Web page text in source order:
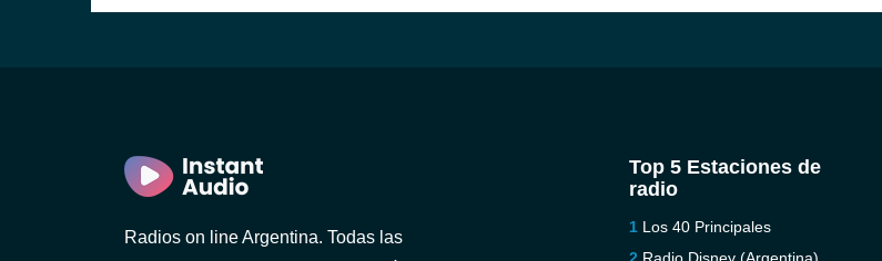
Radios on line Argentina. Todas las
Top 5 Estaciones de
radio
Los 40 Principales